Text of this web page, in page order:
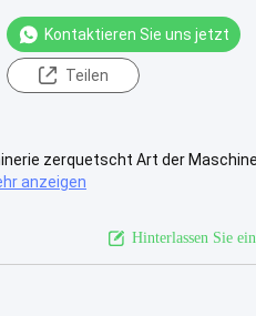
Kontaktieren Sie uns jetzt
Teilen
zerquetscht Art der
anzeigen
Hinterlassen Sie